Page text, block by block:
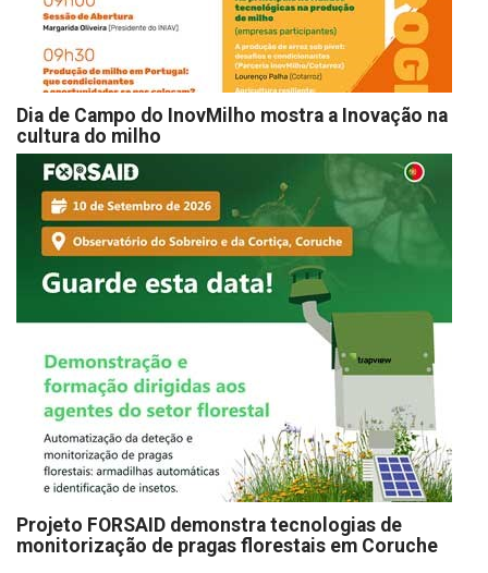
Dia de Campo do InovMilho mostra a Inovação na
cultura do milho
Projeto FORSAID demonstra tecnologias de
monitorização de pragas florestais em Coruche